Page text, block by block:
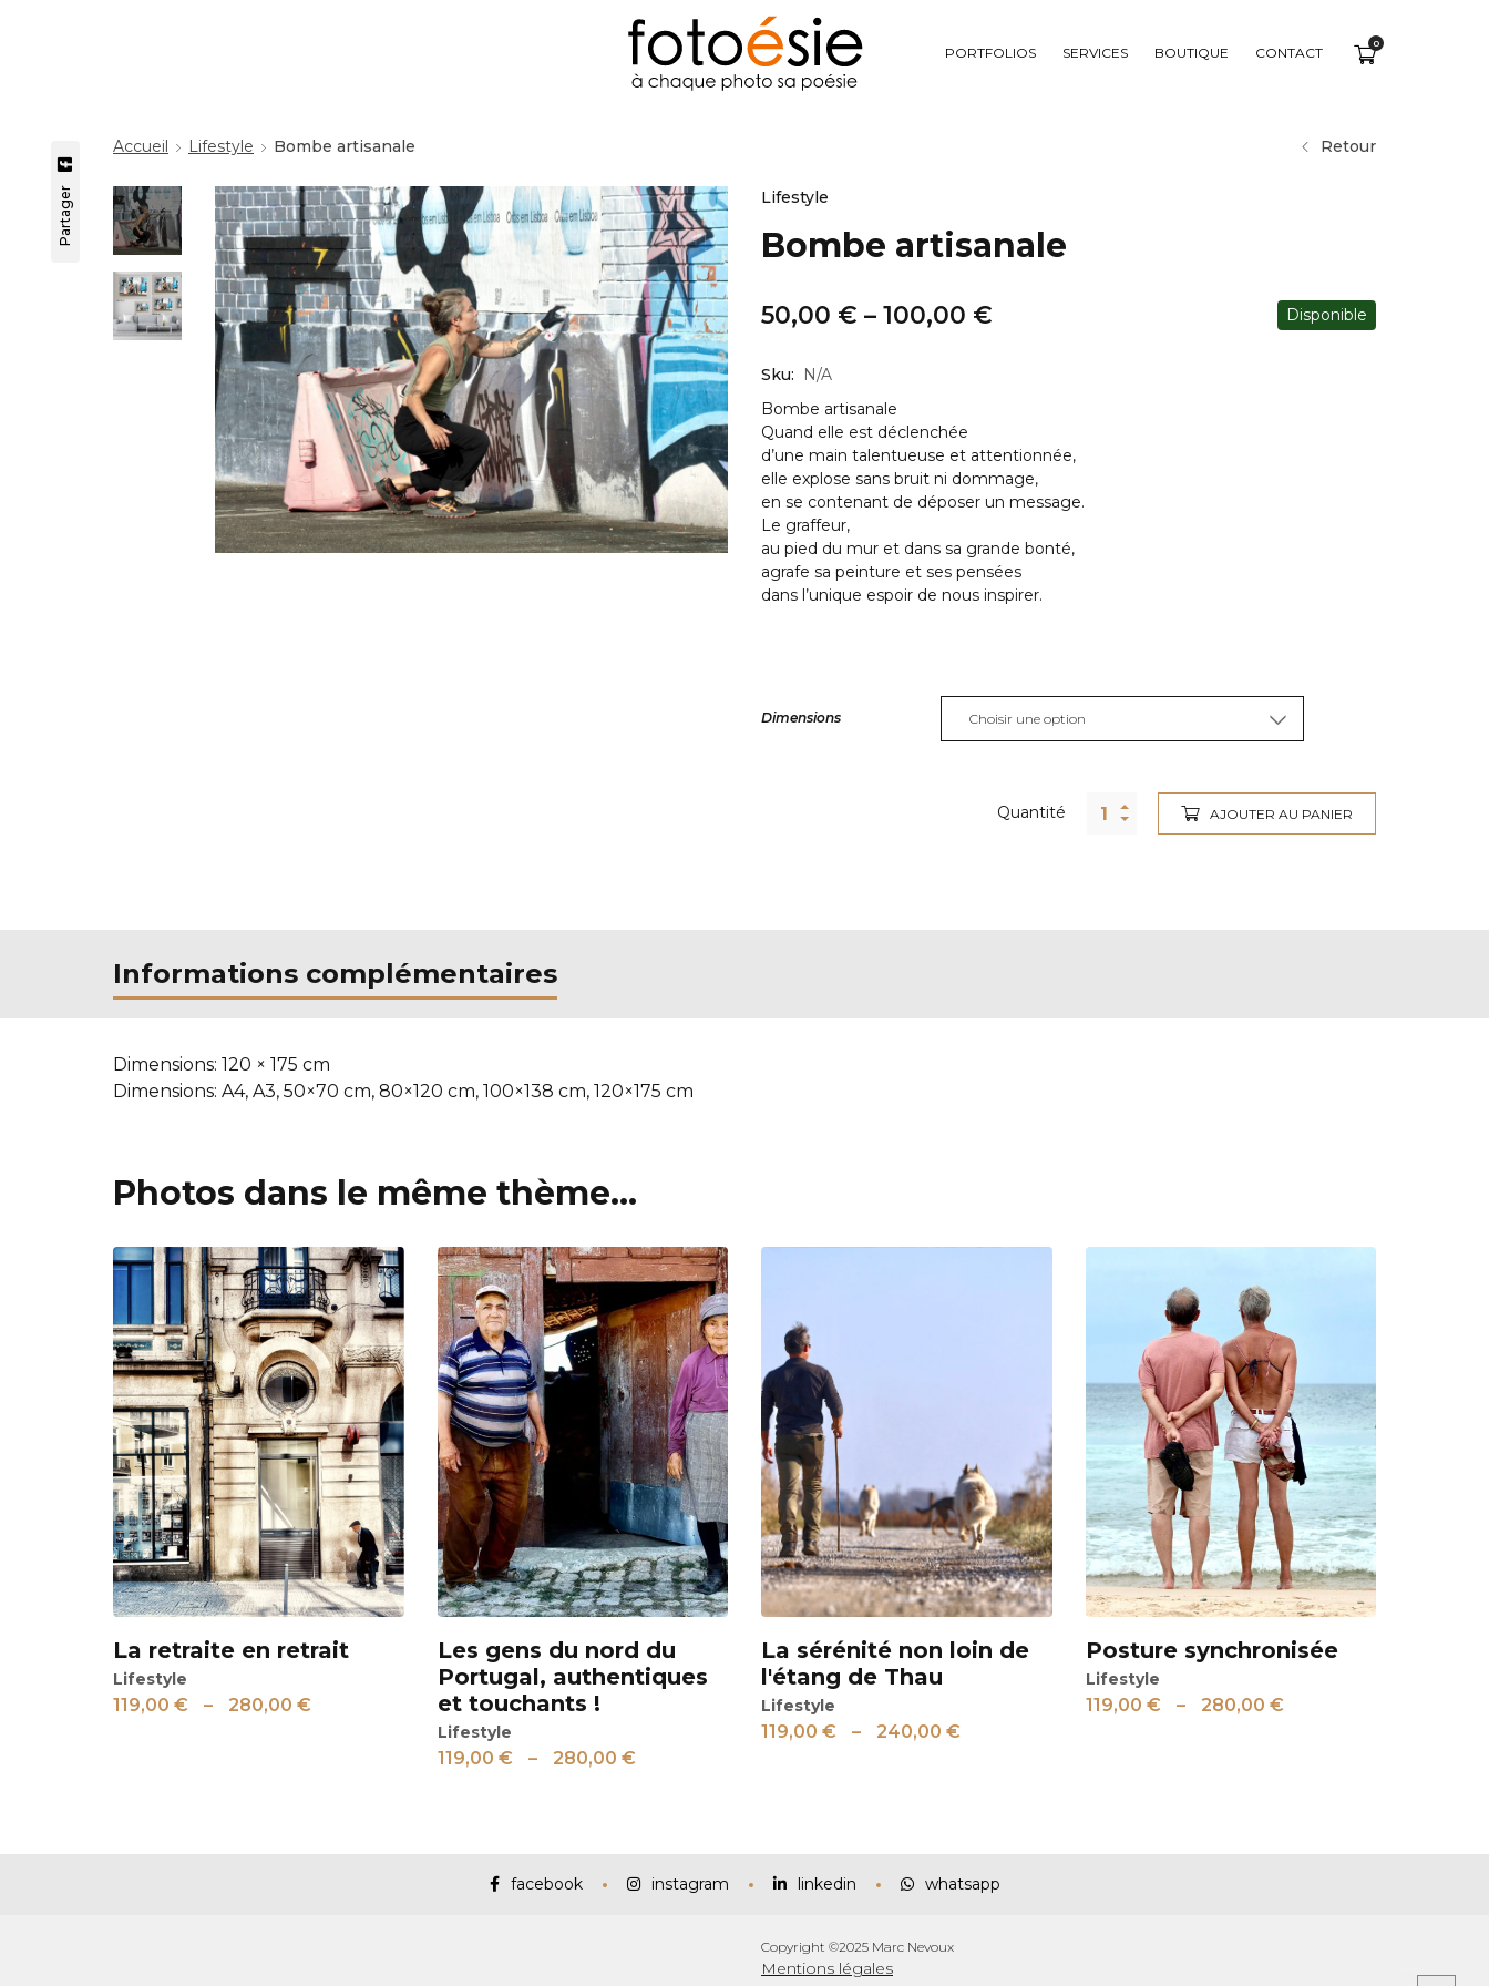
PORTFOLIOS SERVICES BOUTIQUE CONTACT
0
Partager
Accueil Lifestyle Bombe artisanale Retour
Lifestyle
Bombe artisanale
50,00 € – 100,00 € Disponible
Sku:
N/A
Bombe artisanale
Quand elle est déclenchée
d’une main talentueuse et attentionnée,
elle explose sans bruit ni dommage,
en se contenant de déposer un message.
Le graffeur,
au pied du mur et dans sa grande bonté,
agrafe sa peinture et ses pensées
dans l’unique espoir de nous inspirer.
Dimensions
Quantité AJOUTER AU PANIER
Informations complémentaires
Dimensions: 120 × 175 cm
Dimensions: A4, A3, 50×70 cm, 80×120 cm, 100×138 cm, 120×175 cm
Photos dans le même thème...
Voir
La retraite en retrait
Lifestyle
119,00 € – 280,00 €
Voir
Les gens du nord du
Portugal, authentiques
et touchants !
Lifestyle
119,00 € – 280,00 €
Voir
La sérénité non loin de
l'étang de Thau
Lifestyle
119,00 € – 240,00 €
Voir
Posture synchronisée
Lifestyle
119,00 € – 280,00 €
facebook instagram linkedin whatsapp
Copyright ©2025 Marc Nevoux
Mentions légales